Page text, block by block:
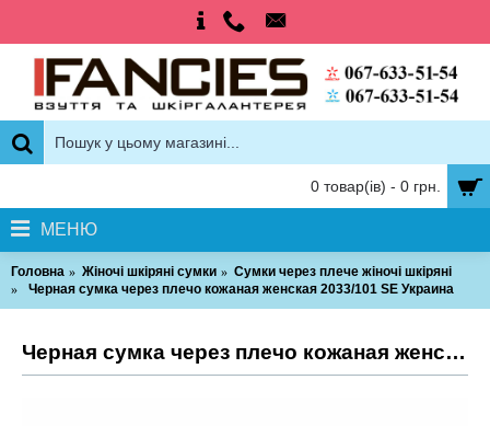
0 товар(ів) - 0 грн.
МЕНЮ
Головна Жіночі шкіряні сумки
Сумки через плече жіночі шкіряні
Черная сумка через плечо кожаная женская 2033/101 SE Украина
Черная сумка через плечо кожаная женская 2033/101 SE Украина